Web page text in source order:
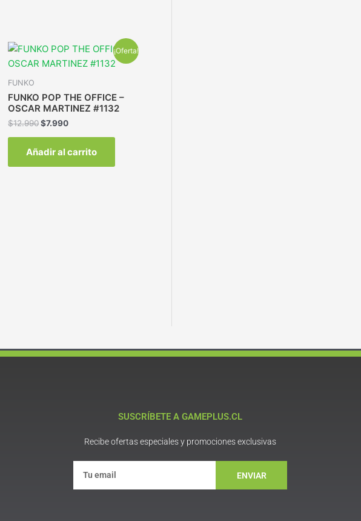
¡Oferta!
FUNKO
FUNKO POP THE OFFICE –
OSCAR MARTINEZ #1132
$12.990 $7.990
Añadir al carrito
SUSCRÍBETE A GAMEPLUS.CL
Recibe ofertas especiales y promociones exclusivas
ENVIAR